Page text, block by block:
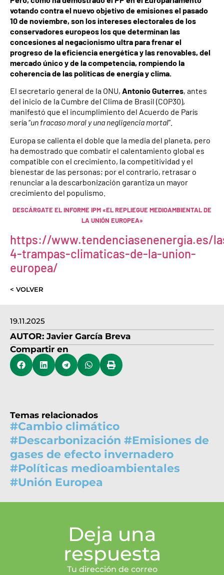
19.11.2025
AUTOR: Javier García Breva
Compartir en
Temas relacionados
#Cambio climático
#Descarbonización #Emisiones de
gases de efecto invernadero
#Políticas medioambientales
#Unión Europea
votando contra el nuevo objetivo de emisiones el pasado
10 de noviembre, son los intereses electorales de los
conservadores europeos los que determinan las
concesiones al negacionismo ultra para frenar el
progreso de la eficiencia energética y las renovables, del
mercado único y de la competencia, rompiendo la
coherencia de las políticas de energía y clima.
El secretario general de la ONU, Antonio Guterres, antes
del inicio de la Cumbre del Clima de Brasil (COP30),
manifestó que el incumplimiento del Acuerdo de París
sería “un fracaso moral y una negligencia mortal”.
Europa se calienta el doble que la media del planeta, pero
ha demostrado que combatir el calentamiento global es
compatible con el crecimiento, la competitividad y el
bienestar de las personas; por el contrario, retrasar o
renunciar a la descarbonización garantiza un mayor
crecimiento del populismo.
DESCÁRGATE EL INFORME IPM «EL REPLIEGUE MEDIOAMBIENTAL DE
LA UNIÓN EUROPEA»
https://www.tendenciasenenergia.es/
4-trampas-climaticas-de-la-union-
europea/
< VOLVER
Deja una
respuesta
Tu dirección de correo